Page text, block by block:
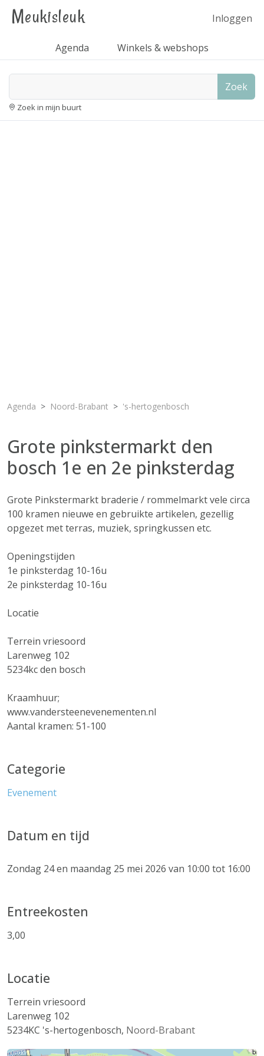
Meukisleuk Inloggen
Agenda Winkels & webshops
Zoek
Zoek in mijn buurt
Agenda Noord-Brabant 's-hertogenbosch
Grote pinkstermarkt den
bosch 1e en 2e pinksterdag
Grote Pinkstermarkt braderie / rommelmarkt vele circa
100 kramen nieuwe en gebruikte artikelen, gezellig
opgezet met terras, muziek, springkussen etc.
Openingstijden
1e pinksterdag 10-16u
2e pinksterdag 10-16u
Locatie
Terrein vriesoord
Larenweg 102
5234kc den bosch
Kraamhuur;
www.vandersteenevenementen.nl
Aantal kramen: 51-100
Categorie
Evenement
Datum en tijd
Zondag 24 en maandag 25 mei 2026 van 10:00 tot 16:00
Entreekosten
3,00
Locatie
Terrein vriesoord
Larenweg 102
5234KC 's-hertogenbosch, Noord-Brabant